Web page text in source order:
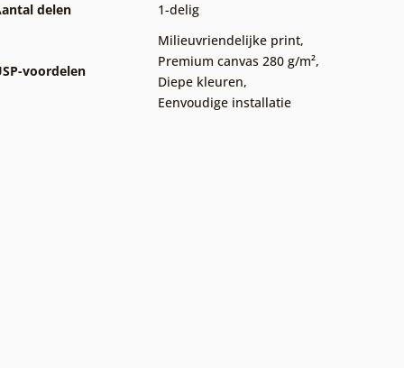
delen
1-delig
voordelen
Milieuvriendelijke print,
Premium canvas 280 g/m²,
Diepe kleuren,
Eenvoudige installatie